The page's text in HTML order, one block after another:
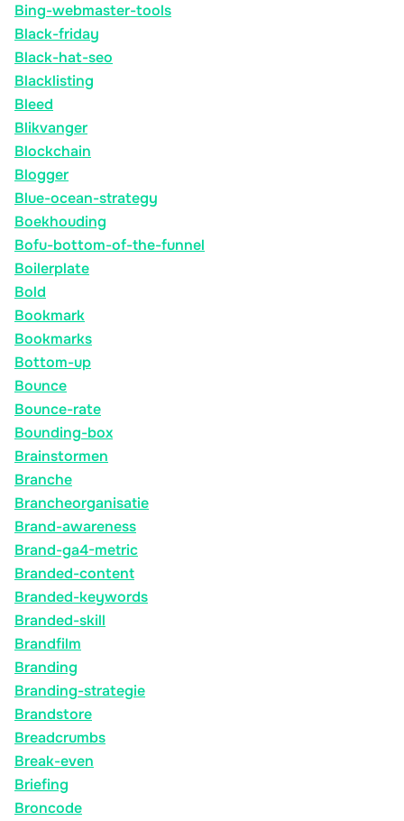
Bing-webmaster-tools
Black-friday
Black-hat-seo
Blacklisting
Bleed
Blikvanger
Blockchain
Blogger
Blue-ocean-strategy
Boekhouding
Bofu-bottom-of-the-funnel
Boilerplate
Bold
Bookmark
Bookmarks
Bottom-up
Bounce
Bounce-rate
Bounding-box
Brainstormen
Branche
Brancheorganisatie
Brand-awareness
Brand-ga4-metric
Branded-content
Branded-keywords
Branded-skill
Brandfilm
Branding
Branding-strategie
Brandstore
Breadcrumbs
Break-even
Briefing
Broncode